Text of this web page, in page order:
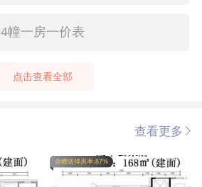
4幢一房一价表
点击查看全部
查看更多
含赠送得房率:87%